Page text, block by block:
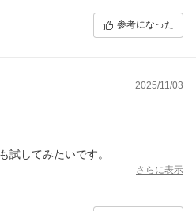
参考になった
2025/11/03
試してみたいです。
さらに表示